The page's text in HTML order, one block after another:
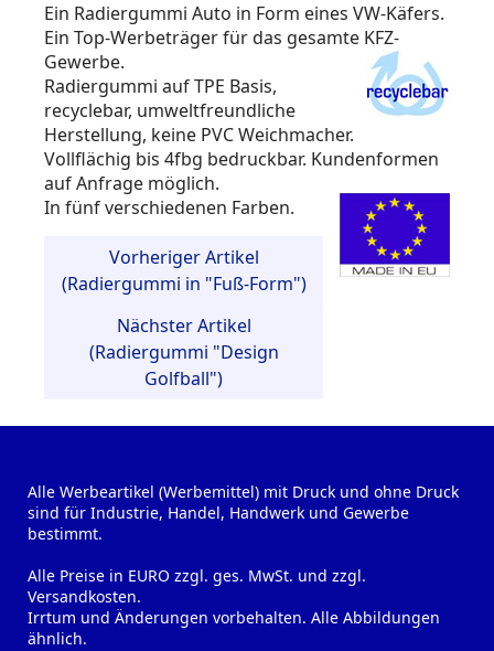
Ein Radiergummi Auto in Form eines VW-Käfers.
Ein Top-Werbeträger für das gesamte KFZ-
Gewerbe.
Radiergummi auf TPE Basis,
recyclebar, umweltfreundliche
Herstellung, keine PVC Weichmacher.
Vollflächig bis 4fbg bedruckbar. Kundenformen
auf Anfrage möglich.
In fünf verschiedenen Farben.
Vorheriger Artikel
(Radiergummi in "Fuß-Form")
Nächster Artikel
(Radiergummi "Design
Golfball")
Alle Werbeartikel (Werbemittel) mit Druck und ohne Druck
sind für Industrie, Handel, Handwerk und Gewerbe
bestimmt.
Alle Preise in EURO zzgl. ges. MwSt. und zzgl.
Versandkosten.
Irrtum und Änderungen vorbehalten. Alle Abbildungen
ähnlich.